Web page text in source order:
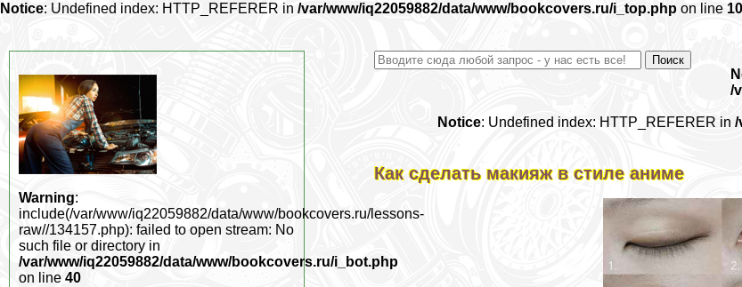
Notice: Undefined index: HTTP_REFERER in /var/www/iq22059882/data/www/bookcovers.ru/i_top.php on line
/
Notice: Undefined index: HTTP_REFERER in /
Как сделать макияж в стиле аниме
Warning:
include(/var/www/iq22059882/data/www/bookcovers.ru/lessons-
raw//134157.php): failed to open stream: No
such file or directory in
/var/www/iq22059882/data/www/bookcovers.ru/i_bot.php
on line 40